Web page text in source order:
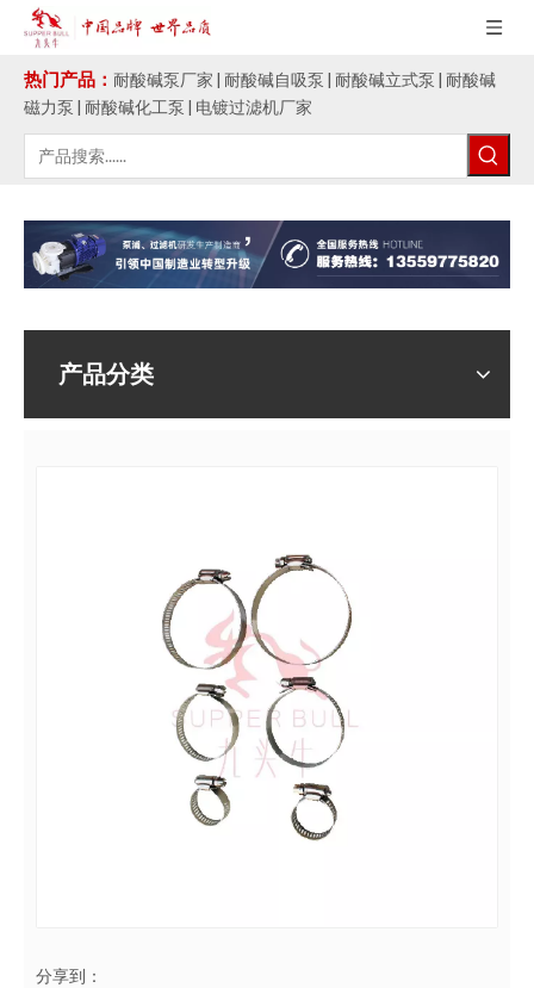
热门产品： 耐酸碱泵厂家 | 耐酸碱自吸泵 | 耐酸碱立式泵 | 耐酸碱
磁力泵 | 耐酸碱化工泵 | 电镀过滤机厂家
产品分类
分享到：